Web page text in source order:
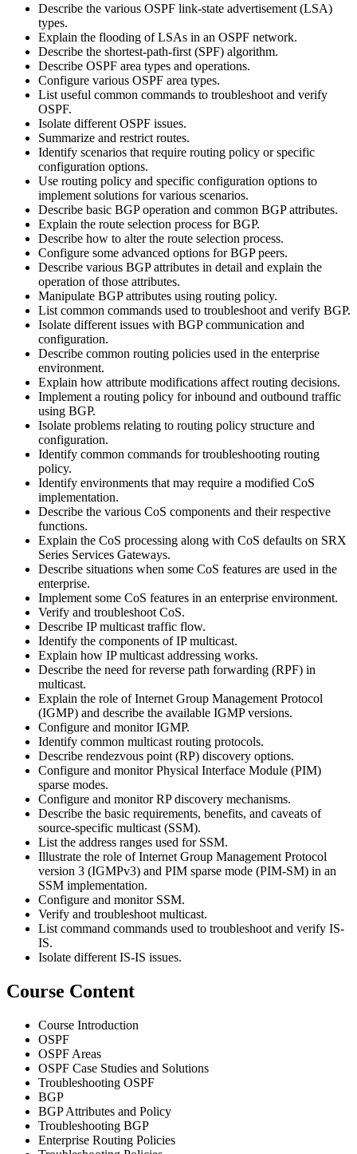
Describe the various OSPF link-state advertisement (LSA)
types.
Explain the flooding of LSAs in an OSPF network.
Describe the shortest-path-first (SPF) algorithm.
Describe OSPF area types and operations.
Configure various OSPF area types.
List useful common commands to troubleshoot and verify
OSPF.
Isolate different OSPF issues.
Summarize and restrict routes.
Identify scenarios that require routing policy or specific
configuration options.
Use routing policy and specific configuration options to
implement solutions for various scenarios.
Describe basic BGP operation and common BGP attributes.
Explain the route selection process for BGP.
Describe how to alter the route selection process.
Configure some advanced options for BGP peers.
Describe various BGP attributes in detail and explain the
operation of those attributes.
Manipulate BGP attributes using routing policy.
List common commands used to troubleshoot and verify BGP.
Isolate different issues with BGP communication and
configuration.
Describe common routing policies used in the enterprise
environment.
Explain how attribute modifications affect routing decisions.
Implement a routing policy for inbound and outbound traffic
using BGP.
Isolate problems relating to routing policy structure and
configuration.
Identify common commands for troubleshooting routing
policy.
Identify environments that may require a modified CoS
implementation.
Describe the various CoS components and their respective
functions.
Explain the CoS processing along with CoS defaults on SRX
Series Services Gateways.
Describe situations when some CoS features are used in the
enterprise.
Implement some CoS features in an enterprise environment.
Verify and troubleshoot CoS.
Describe IP multicast traffic flow.
Identify the components of IP multicast.
Explain how IP multicast addressing works.
Describe the need for reverse path forwarding (RPF) in
multicast.
Explain the role of Internet Group Management Protocol
(IGMP) and describe the available IGMP versions.
Configure and monitor IGMP.
Identify common multicast routing protocols.
Describe rendezvous point (RP) discovery options.
Configure and monitor Physical Interface Module (PIM)
sparse modes.
Configure and monitor RP discovery mechanisms.
Describe the basic requirements, benefits, and caveats of
source-specific multicast (SSM).
List the address ranges used for SSM.
Illustrate the role of Internet Group Management Protocol
version 3 (IGMPv3) and PIM sparse mode (PIM-SM) in an
SSM implementation.
Configure and monitor SSM.
Verify and troubleshoot multicast.
List command commands used to troubleshoot and verify IS-
IS.
Isolate different IS-IS issues.
Course Content
Course Introduction
OSPF
OSPF Areas
OSPF Case Studies and Solutions
Troubleshooting OSPF
BGP
BGP Attributes and Policy
Troubleshooting BGP
Enterprise Routing Policies